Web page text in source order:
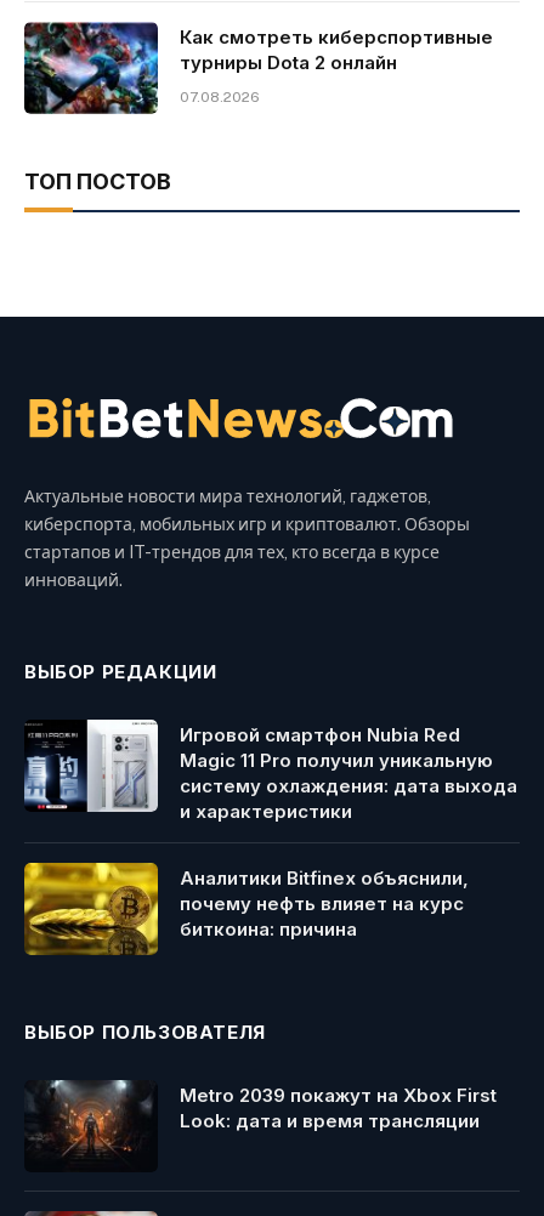
Как смотреть киберспортивные
турниры Dota 2 онлайн
07.08.2026
ТОП ПОСТОВ
Актуальные новости мира технологий, гаджетов,
киберспорта, мобильных игр и криптовалют. Обзоры
стартапов и IT-трендов для тех, кто всегда в курсе
инноваций.
ВЫБОР РЕДАКЦИИ
Игровой смартфон Nubia Red
Magic 11 Pro получил уникальную
систему охлаждения: дата выхода
и характеристики
Аналитики Bitfinex объяснили,
почему нефть влияет на курс
биткоина: причина
ВЫБОР ПОЛЬЗОВАТЕЛЯ
Metro 2039 покажут на Xbox First
Look: дата и время трансляции